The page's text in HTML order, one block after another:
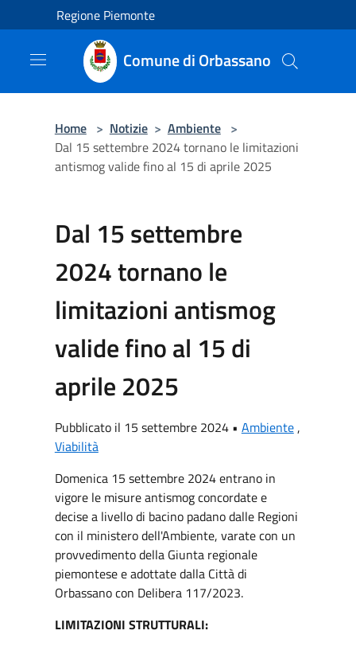
Salta al contenuto principale
Regione Piemonte
Comune di Orbassano
Home > Notizie > Ambiente >
Dal 15 settembre 2024 tornano le limitazioni
antismog valide fino al 15 di aprile 2025
Dal 15 settembre
2024 tornano le
limitazioni antismog
valide fino al 15 di
aprile 2025
Pubblicato il 15 settembre 2024 • Ambiente,
Viabilità
Domenica 15 settembre 2024 entrano in
vigore le misure antismog concordate e
decise a livello di bacino padano dalle Regioni
con il ministero dell'Ambiente, varate con un
provvedimento della Giunta regionale
piemontese e adottate dalla Città di
Orbassano con Delibera 117/2023.
LIMITAZIONI STRUTTURALI: